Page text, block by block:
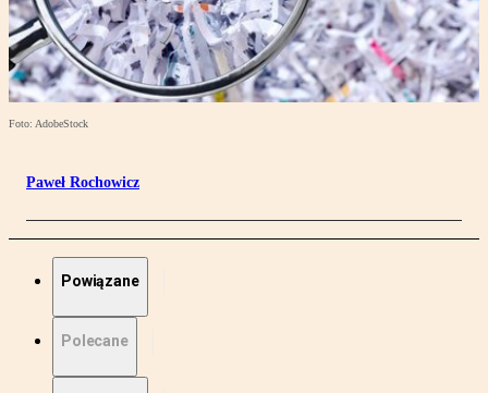
Foto: AdobeStock
Paweł Rochowicz
Powiązane
Polecane